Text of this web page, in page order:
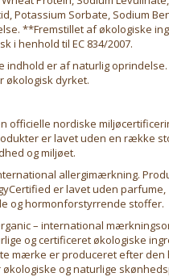
Potassium Sorbate, Sodium
**Fremstillet af økologiske
i henhold til EC 834/2007.
indhold er af naturlig oprindelse.
økologisk dyrket.
officielle nordiske
er lavet uden en række
og miljøet.
allergimærkning.
er lavet uden parfume,
og hormonforstyrrende stoffer.
– international
og certificeret økologiske
mærke er produceret efter den
og naturlige